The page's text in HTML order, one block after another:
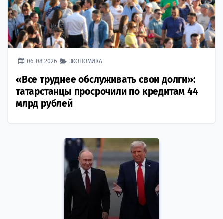
06-08-2026 ЭКОНОМИКА
«Все труднее обслуживать свои долги»:
татарстанцы просрочили по кредитам 44
млрд рублей